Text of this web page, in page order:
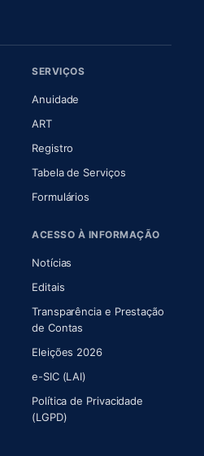
nova aba)
em nova aba)
SERVIÇOS
Anuidade
ART(abre em nova aba)
Registro
Tabela de Serviços
Formulários
ACESSO À INFORMAÇÃO
Notícias
Editais
Transparência e Prestação
de Contas
Eleições 2026
e-SIC (LAI)
Política de Privacidade
(LGPD)